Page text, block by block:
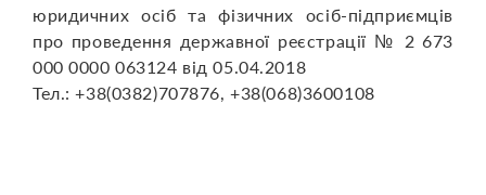
юридичних осіб та фізичних осіб-підприємців
про проведення державної реєстрації № 2 673
000 0000 063124 від 05.04.2018
Тел.: +38(0382)707876, +38(068)3600108